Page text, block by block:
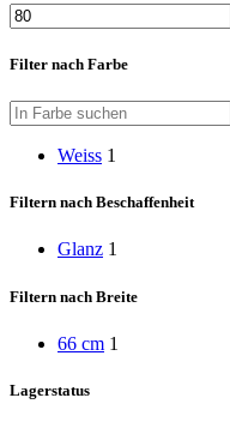
Min.
Preis
Filter nach Farbe
Weiss 1
Filtern nach Beschaffenheit
Glanz 1
Filtern nach Breite
66 cm 1
Lagerstatus